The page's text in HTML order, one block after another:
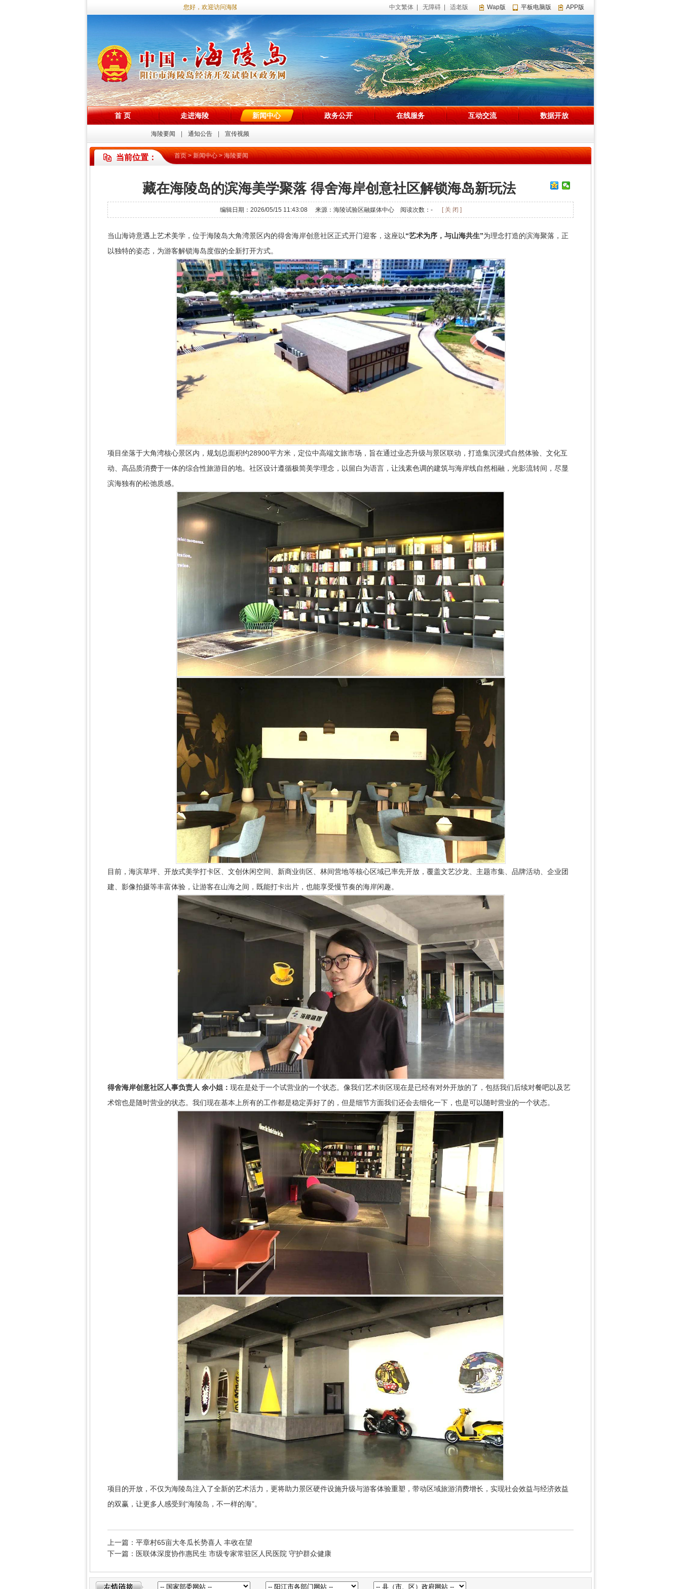
您好，欢迎访问海陵试验区政务网站！ 中文繁体 无障碍 适老版 Wap版 平板电脑版 APP版
首 页 走进海陵 新闻中心 政务公开 在线服务 互动交流 数据开放
海陵要闻 通知公告 宣传视频
当前位置： 首页>新闻中心>海陵要闻
藏在海陵岛的滨海美学聚落 得舍海岸创意社区解锁海岛新玩法
编辑日期：2026/05/15 11:43:08 来源：海陵试验区融媒体中心 阅读次数： - [ 关 闭 ]
当山海诗意遇上艺术美学，位于海陵岛大角湾景区内的得舍海岸创意社区正式开门迎客，这座以“艺术为序，与山海共生”为理念打造的滨海聚落，正
以独特的姿态，为游客解锁海岛度假的全新打开方式。
项目坐落于大角湾核心景区内，规划总面积约28900平方米，定位中高端文旅市场，旨在通过业态升级与景区联动，打造集沉浸式自然体验、文化互
动、高品质消费于一体的综合性旅游目的地。社区设计遵循极简美学理念，以留白为语言，让浅素色调的建筑与海岸线自然相融，光影流转间，尽显
滨海独有的松弛质感。
目前，海滨草坪、开放式美学打卡区、文创休闲空间、新商业街区、林间营地等核心区域已率先开放，覆盖文艺沙龙、主题市集、品牌活动、企业团
建、影像拍摄等丰富体验，让游客在山海之间，既能打卡出片，也能享受慢节奏的海岸闲趣。
得舍海岸创意社区人事负责人 余小姐： 现在是处于一个试营业的一个状态。像我们艺术街区现在是已经有对外开放的了，包括我们后续对餐吧以及艺
术馆也是随时营业的状态。我们现在基本上所有的工作都是稳定弄好了的，但是细节方面我们还会去细化一下，也是可以随时营业的一个状态。
项目的开放，不仅为海陵岛注入了全新的艺术活力，更将助力景区硬件设施升级与游客体验重塑，带动区域旅游消费增长，实现社会效益与经济效益
的双赢，让更多人感受到“海陵岛，不一样的海”。
上一篇：平章村65亩大冬瓜长势喜人 丰收在望
下一篇：医联体深度协作惠民生 市级专家常驻区人民医院 守护群众健康